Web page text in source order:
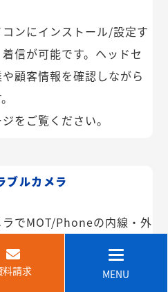
ンにインストール/設定す
信が可能です。ヘッドセ
顧客情報を確認しながら
をご覧ください。
ブルカメラ
でMOT/Phoneの内線・外
ム機能や映像共有なども
建設現場などでも安心し
料請求 MENU